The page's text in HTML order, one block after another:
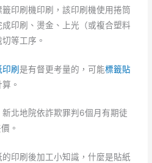
印刷機印刷，該印刷機使用捲筒
印刷、燙金、上光（或複合塑料
等工序。
印刷是有督更考量的，可能標籤貼
。
北地院依詐欺罪判6個月有期徒
。
印刷後加工小知識，什麼是貼紙